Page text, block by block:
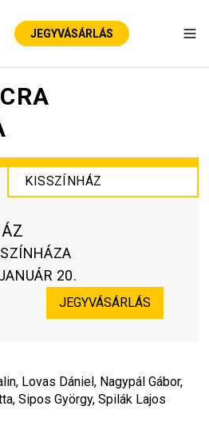
JEGYVÁSÁRLÁS
KISSZÍNHÁZ
20.
JEGYVÁSÁRLÁS
Lovas Dániel, Nagypál Gábor,
Sipos György, Spilák Lajos